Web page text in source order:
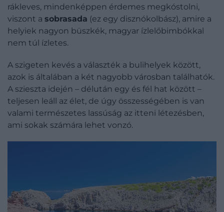
rákleves, mindenképpen érdemes megkóstolni,
viszont a sobrasada (ez egy disznókolbász), amire a
helyiek nagyon büszkék, magyar ízlelőbimbókkal
nem túl ízletes.
A szigeten kevés a választék a bulihelyek között,
azok is általában a két nagyobb városban találhatók.
A szieszta idején – délután egy és fél hat között –
teljesen leáll az élet, de úgy összességében is van
valami természetes lassúság az itteni létezésben,
ami sokak számára lehet vonzó.